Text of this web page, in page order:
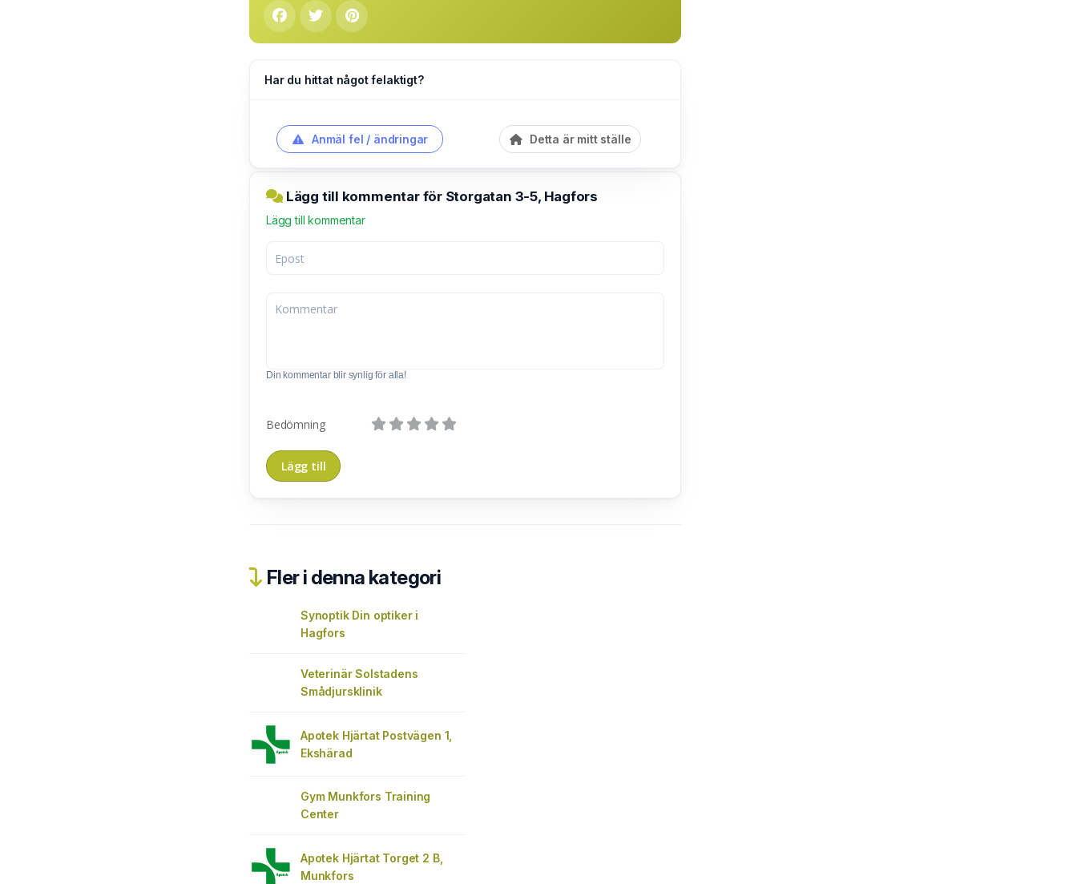
Har du hittat något felaktigt?
Anmäl fel / ändringar Detta är mitt ställe
Lägg till kommentar för Storgatan 3-5, Hagfors
Lägg till kommentar
Din kommentar blir synlig för alla!
Bedömning
Fler i denna kategori
Synoptik Din optiker i
Hagfors
Veterinär Solstadens
Smådjursklinik
Apotek Hjärtat Postvägen 1,
Ekshärad
Gym Munkfors Training
Center
Apotek Hjärtat Torget 2 B,
Munkfors